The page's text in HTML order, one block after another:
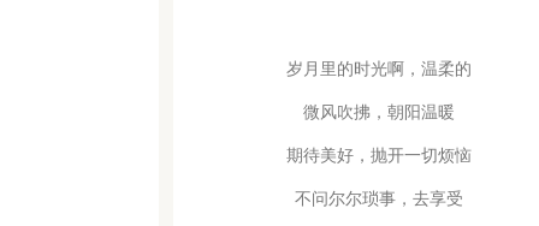
岁月里的时光啊，温柔的
微风吹拂，朝阳温暖
期待美好，抛开一切烦恼
不问尔尔琐事，去享受